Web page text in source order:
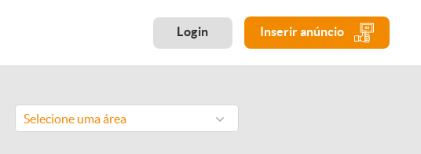
Login Inserir anúncio
Selecione uma área